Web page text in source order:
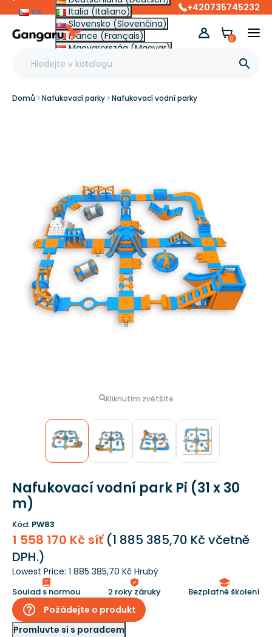
cs
Italia (Italiano)
Slovensko (Slovenčina)
France (Français)
Magyarország (Magyar)
Other (English €)
+420735745232

0
Domů Nafukovací parky Nafukovací vodní parky
Kliknutím zvětšíte
Nafukovací vodní park Pi (31 x 30
m)
Kód: PW83
1 558 170 Kč síť (1 885 385,70 Kčvčetně
DPH.)
Lowest Price: 1 885 385,70 Kč Hrubý
Soulad s normou 2 roky záruky Bezplatné školení
help_outline
Požádejte o produkt
Promluvte si s poradcem